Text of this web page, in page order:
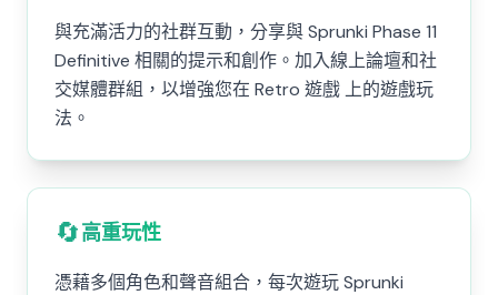
與充滿活力的社群互動，分享與 Sprunki Phase 11
Definitive 相關的提示和創作。加入線上論壇和社
交媒體群組，以增強您在 Retro 遊戲 上的遊戲玩
法。
🔄高重玩性
憑藉多個角色和聲音組合，每次遊玩 Sprunki